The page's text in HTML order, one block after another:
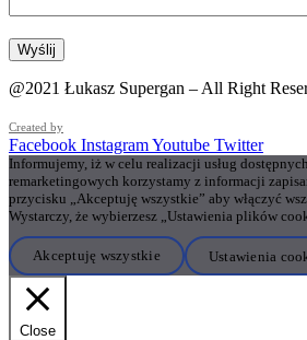
@2021 Łukasz Supergan – All Right
Created by
Facebook InstagramYoutube Twitter
Informujemy, iż w celu realizacji usług
remarketingowych korzystamy z informacji
przycisku „Akceptuję wszystkie” aby włączyć
Wystarczy, że wybierzesz „Ustawienia plików
Akceptuję wszystkie Ustawienia
Close